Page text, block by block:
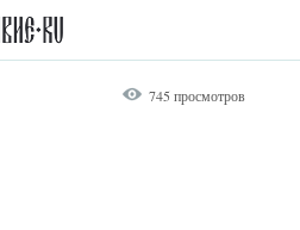
745 просмотров